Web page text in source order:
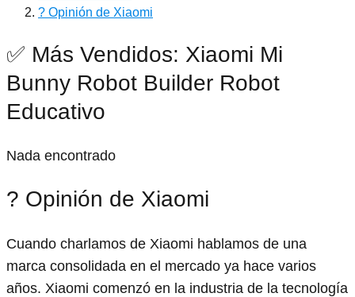
? Opinión de Xiaomi
✅ Más Vendidos: Xiaomi Mi
Bunny Robot Builder Robot
Educativo
Nada encontrado
? Opinión de Xiaomi
Cuando charlamos de Xiaomi hablamos de una
marca consolidada en el mercado ya hace varios
años. Xiaomi comenzó en la industria de la tecnología